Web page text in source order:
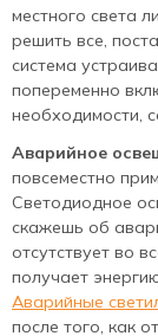
местного света
решить все,
система
попеременно
необходимости,
Аварийное
повсеместно
Светодиодное
скажешь об
отсутствует во
получает
Аварийные
после того, как